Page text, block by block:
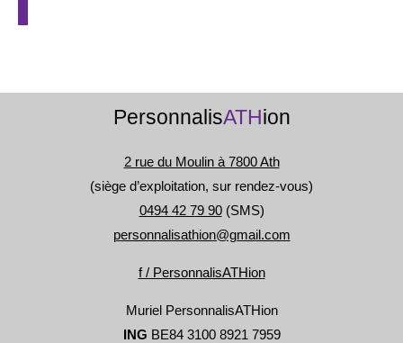
PersonnalisATHion
2 rue du Moulin à 7800 Ath
(siège d’exploitation, sur rendez-vous)
0494 42 79 90(SMS)
personnalisathion@gmail.com
f / PersonnalisATHion
Muriel PersonnalisATHion
ING BE84 3100 8921 7959